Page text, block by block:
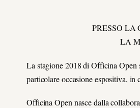
PRESSO LA
LA
La stagione 2018 di Officina Open
particolare occasione espositiva,
Officina Open nasce dalla